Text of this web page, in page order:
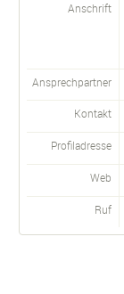
Anschrift
Ansprechpartner
Kontakt
Profiladresse
Web
Ruf